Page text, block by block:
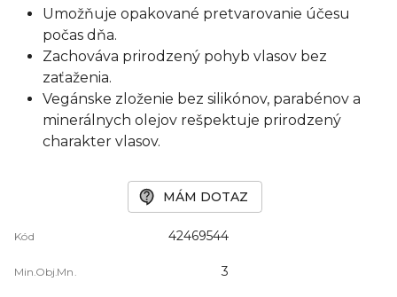
Kód 42469544
Min.Obj.Mn. 3
Umožňuje opakované pretvarovanie účesu
počas dňa.
Zachováva prirodzený pohyb vlasov bez
zaťaženia.
Vegánske zloženie bez silikónov, parabénov a
minerálnych olejov rešpektuje prirodzený
charakter vlasov.
MÁM DOTAZ